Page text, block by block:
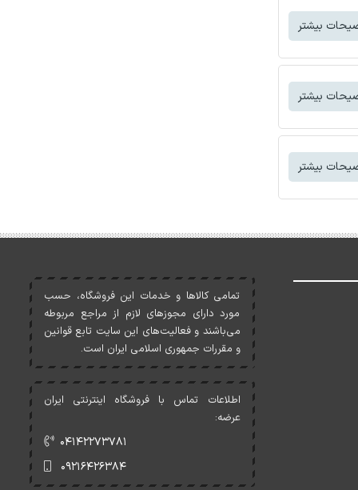
بیشتر
بیشتر
بیشتر
تمامی کالاها و خدمات اين فروشگاه، حسب
مورد دارای مجوزهای لازم از مراجع مربوطه
می‌باشند و فعاليت‌های اين سايت تابع قوانين
و مقررات جمهوری اسلامی ايران است.
اطلاعات تماس با فروشگاه اینترنتی ایران
عرضه:
۰۴۱۴۲۲۷۳۷۸۱
۰۹۲۱۶۴۲۶۳۸۴